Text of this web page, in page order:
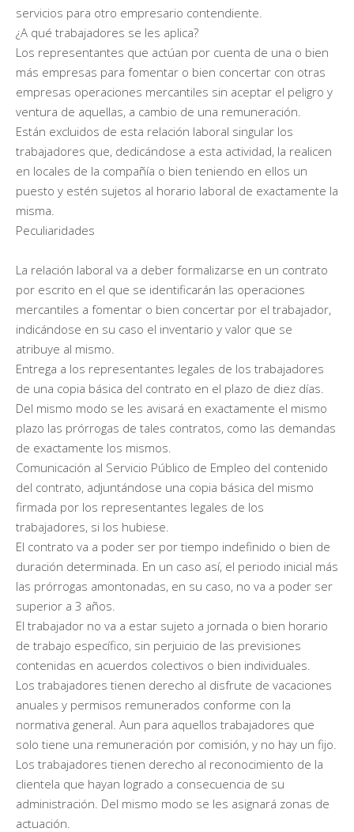
servicios para otro empresario contendiente.
¿A qué trabajadores se les aplica?
Los representantes que actúan por cuenta de una o bien
más empresas para fomentar o bien concertar con otras
empresas operaciones mercantiles sin aceptar el peligro y
ventura de aquellas, a cambio de una remuneración.
Están excluidos de esta relación laboral singular los
trabajadores que, dedicándose a esta actividad, la realicen
en locales de la compañía o bien teniendo en ellos un
puesto y estén sujetos al horario laboral de exactamente la
misma.
Peculiaridades
La relación laboral va a deber formalizarse en un contrato
por escrito en el que se identificarán las operaciones
mercantiles a fomentar o bien concertar por el trabajador,
indicándose en su caso el inventario y valor que se
atribuye al mismo.
Entrega a los representantes legales de los trabajadores
de una copia básica del contrato en el plazo de diez días.
Del mismo modo se les avisará en exactamente el mismo
plazo las prórrogas de tales contratos, como las demandas
de exactamente los mismos.
Comunicación al Servicio Público de Empleo del contenido
del contrato, adjuntándose una copia básica del mismo
firmada por los representantes legales de los
trabajadores, si los hubiese.
El contrato va a poder ser por tiempo indefinido o bien de
duración determinada. En un caso así, el periodo inicial más
las prórrogas amontonadas, en su caso, no va a poder ser
superior a 3 años.
El trabajador no va a estar sujeto a jornada o bien horario
de trabajo específico, sin perjuicio de las previsiones
contenidas en acuerdos colectivos o bien individuales.
Los trabajadores tienen derecho al disfrute de vacaciones
anuales y permisos remunerados conforme con la
normativa general. Aun para aquellos trabajadores que
solo tiene una remuneración por comisión, y no hay un fijo.
Los trabajadores tienen derecho al reconocimiento de la
clientela que hayan logrado a consecuencia de su
administración. Del mismo modo se les asignará zonas de
actuación.